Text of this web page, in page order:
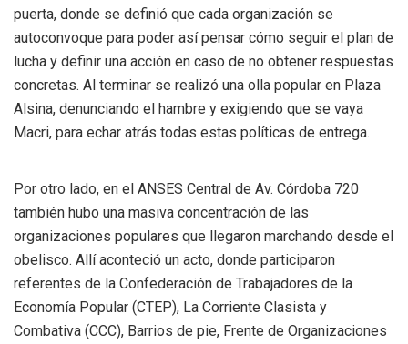
puerta, donde se definió que cada organización se
autoconvoque para poder así pensar cómo seguir el plan de
lucha y definir una acción en caso de no obtener respuestas
concretas. Al terminar se realizó una olla popular en Plaza
Alsina, denunciando el hambre y exigiendo que se vaya
Macri, para echar atrás todas estas políticas de entrega.
Por otro lado, en el ANSES Central de Av. Córdoba 720
también hubo una masiva concentración de las
organizaciones populares que llegaron marchando desde el
obelisco. Allí aconteció un acto, donde participaron
referentes de la Confederación de Trabajadores de la
Economía Popular (CTEP), La Corriente Clasista y
Combativa (CCC), Barrios de pie, Frente de Organizaciones